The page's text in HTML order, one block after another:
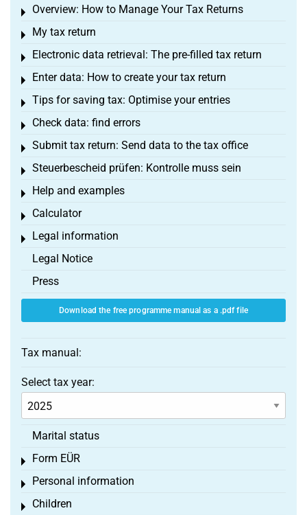
Overview: How to Manage Your Tax Returns
Toggle menu
My tax return
Toggle menu
Electronic data retrieval: The pre-filled tax return
Toggle menu
Enter data: How to create your tax return
Toggle menu
Tips for saving tax: Optimise your entries
Toggle menu
Check data: find errors
Toggle menu
Submit tax return: Send data to the tax office
Toggle menu
Steuerbescheid prüfen: Kontrolle muss sein
Toggle menu
Help and examples
Toggle menu
Calculator
Toggle menu
Legal information
Toggle menu
Legal Notice
Press
Download the free programme manual as a .pdf file
Tax manual:
Select tax year:
Marital status
Form EÜR
Toggle menu
Personal information
Toggle menu
Children
Toggle menu